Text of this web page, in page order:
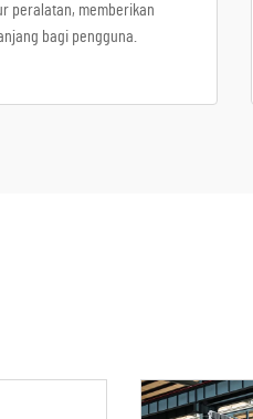
peralatan, memberikan
bagi pengguna.